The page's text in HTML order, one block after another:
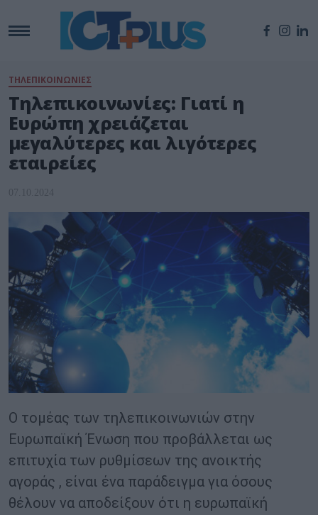
ΤΗΛΕΠΙΚΟΙΝΩΝΙΕΣ
Τηλεπικοινωνίες: Γιατί η
Ευρώπη χρειάζεται
μεγαλύτερες και λιγότερες
εταιρείες
07.10.2024
Ο τομέας των τηλεπικοινωνιών στην
Ευρωπαϊκή Ένωση που προβάλλεται ως
επιτυχία των ρυθμίσεων της ανοικτής
αγοράς , είναι ένα παράδειγμα για όσους
θέλουν να αποδείξουν ότι η ευρωπαϊκή